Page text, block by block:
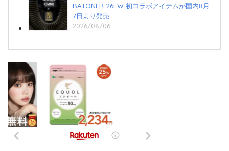
BATONER 26FW 初コラボアイテムが国内8月
7日より発売
2026/08/06